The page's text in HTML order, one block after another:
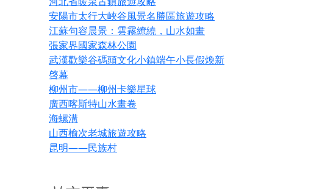
安陽市太行大峽谷風景名勝區旅遊攻略
江蘇句容晨景：雲霧繚繞，山水如畫
張家界國家森林公園
武漢歡樂谷碼頭文化小鎮端午小長假煥新
啓幕
柳州市——柳州卡樂星球
廣西喀斯特山水畫卷
海螺溝
山西榆次老城旅遊攻略
昆明——民族村